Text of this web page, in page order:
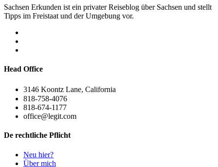
Sachsen Erkunden ist ein privater Reiseblog über Sachsen und stellt
Tipps im Freistaat und der Umgebung vor.
Head Office
3146 Koontz Lane, California
818-758-4076
818-674-1177
office@legit.com
De rechtliche Pflicht
Neu hier?
Über mich